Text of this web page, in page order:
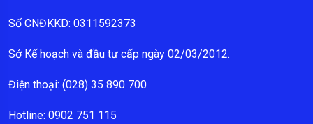
Số CNĐKKD: 0311592373
Sở Kế hoạch và đầu tư cấp ngày 02/03/2012.
Điện thoại: (028) 35 890 700
Hotline: 0902 751 115